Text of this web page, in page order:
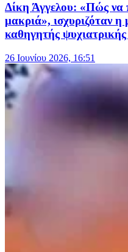
Δίκη Άγγελου: «Πώς να
μακριά», ισχυριζόταν
καθηγητής
26 Ιουνίου 2026, 16:51